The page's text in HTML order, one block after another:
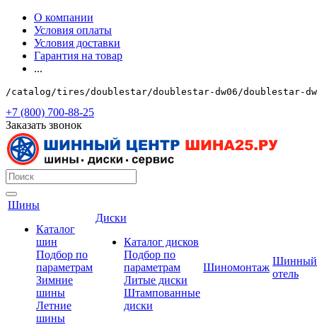
О компании
Условия оплаты
Условия доставки
Гарантия на товар
...
/catalog/tires/doublestar/doublestar-dw06/doublestar-
+7 (800) 700-88-25
Заказать звонок
Шины
Каталог
шин
Подбор по
параметрам
Зимние
шины
Летние
шины
Диски
Каталог дисков
Подбор по
параметрам
Литые диски
Штампованные
диски
Шиномонтаж
Шинный
отель